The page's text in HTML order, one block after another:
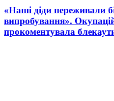
«Наші діди переживали
випробування».
прокоментувала